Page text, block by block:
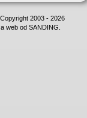
2003 - 2026
web od SANDING.